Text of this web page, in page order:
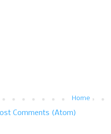
Home
Comments (Atom)